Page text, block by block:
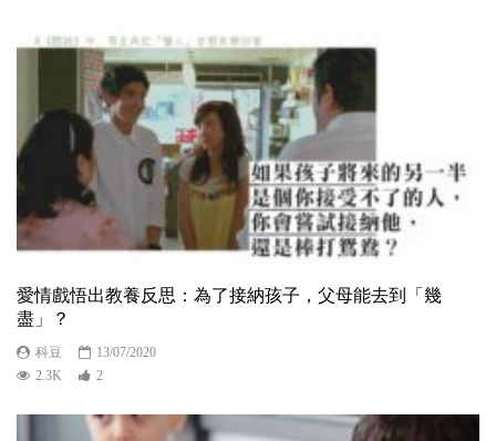
愛情戲悟出教養反思：為了接納孩子，父母能去到「幾
盡」？
科豆
13/07/2020
2.3K
2